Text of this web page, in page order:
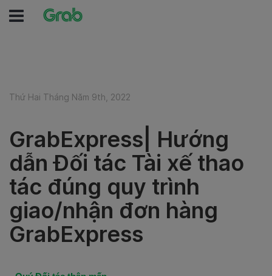
Thứ Hai Tháng Năm 9th, 2022
GrabExpress| Hướng
dẫn Đối tác Tài xế thao
tác đúng quy trình
giao/nhận đơn hàng
GrabExpress